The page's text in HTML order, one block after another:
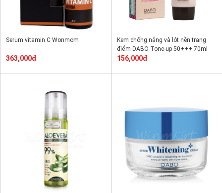
Serum vitamin C Wonmom
363,000đ
Kem chống nắng và lót nền trang
điểm DABO Tone-up 50+++ 70ml
156,000đ